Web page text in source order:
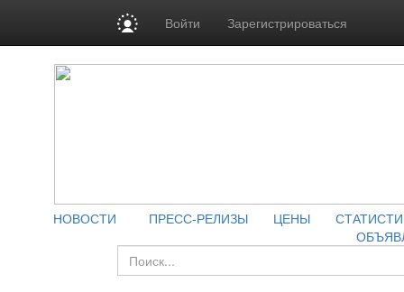
Войти Зарегистрироваться
НОВОСТИ ПРЕСС-РЕЛИЗЫ ЦЕНЫ